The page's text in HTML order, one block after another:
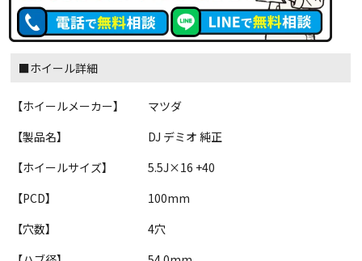
■ホイール詳細
【ホイールメーカー】
マツダ
【製品名】
DJ デミオ 純正
【ホイールサイズ】
5.5J×16 +40
【PCD】
100mm
【穴数】
4穴